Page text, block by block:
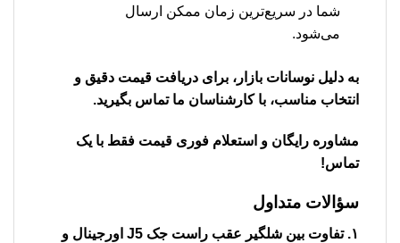
شما در سریع‌ترین زمان ممکن ارسال
می‌شود.
به دلیل نوسانات بازار، برای دریافت قیمت دقیق و
انتخاب مناسب، با کارشناسان ما تماس بگیرید.
مشاوره رایگان و استعلام فوری قیمت فقط با یک
تماس!
سؤالات متداول
۱. تفاوت بین شلگیر عقب راست جک J5 اورجینال و